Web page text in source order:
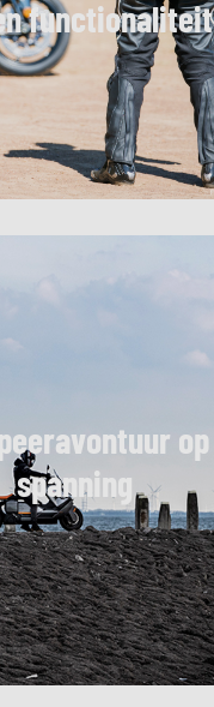
functionaliteit
op
spanning